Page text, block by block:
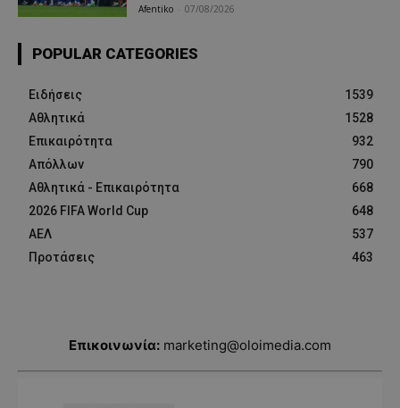
Afentiko 07/08/2026
POPULAR CATEGORIES
Ειδήσεις
1539
Αθλητικά
1528
Επικαιρότητα
932
Απόλλων
790
Αθλητικά - Επικαιρότητα
668
2026 FIFA World Cup
648
ΑΕΛ
537
Προτάσεις
463
Επικοινωνία: marketing@oloimedia.com